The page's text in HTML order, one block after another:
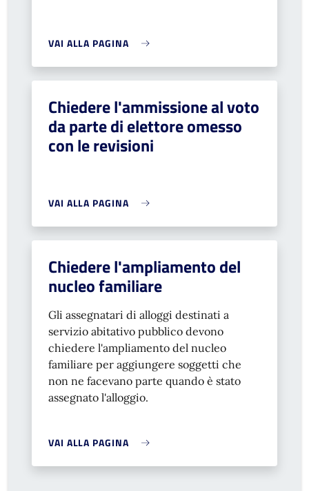
VAI ALLA PAGINA
Chiedere l'ammissione al voto
da parte di elettore omesso
con le revisioni
VAI ALLA PAGINA
Chiedere l'ampliamento del
nucleo familiare
Gli assegnatari di alloggi destinati a
servizio abitativo pubblico devono
chiedere l'ampliamento del nucleo
familiare per aggiungere soggetti che
non ne facevano parte quando è stato
assegnato l'alloggio.
VAI ALLA PAGINA